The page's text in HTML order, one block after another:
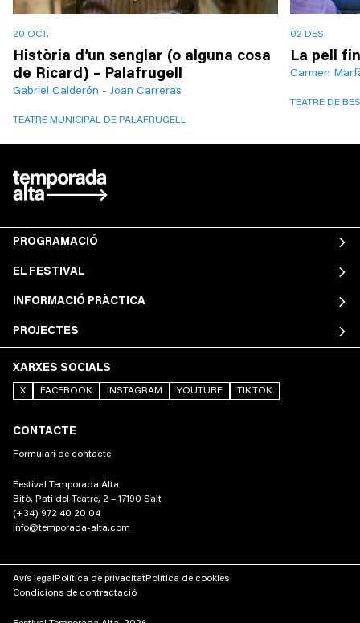
20 OCT.
Història d’un senglar (o alguna cosa
de Ricard) – Palafrugell
Gabriel Calderón - Joan Carreras
TEATRE MUNICIPAL DE PALAFRUGELL
02 DES.
La pell
Carmen
TEATRE DE
PROGRAMACIÓ
EL FESTIVAL
INFORMACIÓ PRÀCTICA
PROJECTES
XARXES SOCIALS
X FACEBOOK INSTAGRAM YOUTUBE TIKTOK
CONTACTE
Formulari de contacte
Festival Temporada Alta
Bitò, Pati del Teatre, 2 – 17190 Salt
(+34) 972 40 20 04
info@temporada-alta.com
Avís legal Política de privacitatPolítica de cookies
Condicions de contractació